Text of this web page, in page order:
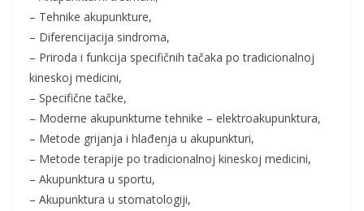
– Tehnike akupunkture,
– Diferencijacija sindroma,
– Priroda i funkcija specifičnih tačaka po tradicionalnoj
kineskoj medicini,
– Specifične tačke,
– Moderne akupunkturne tehnike – elektroakupunktura,
– Metode grijanja i hlađenja u akupunkturi,
– Metode terapije po tradicionalnoj kineskoj medicini,
– Akupunktura u sportu,
– Akupunktura u stomatologiji,